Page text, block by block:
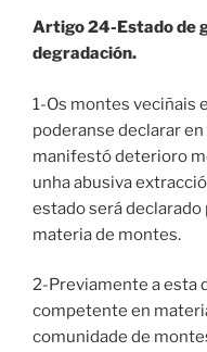
Artigo 24-Estado de
degradación.
1-Os montes veciñais
poderanse declarar
manifestó deterioro
unha abusiva
estado será
materia de montes.
2-Previamente a esta
competente en
comunidade de